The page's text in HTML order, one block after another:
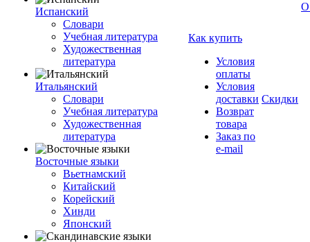
Испанский
Словари
Учебная литература
Художественная
литература
Итальянский
Словари
Учебная литература
Художественная
литература
Восточные языки
Вьетнамский
Китайский
Корейский
Хинди
Японский
Как купить
Условия
оплаты
Условия
доставки
Возврат
товара
Заказ по
e-mail
Скидки
О